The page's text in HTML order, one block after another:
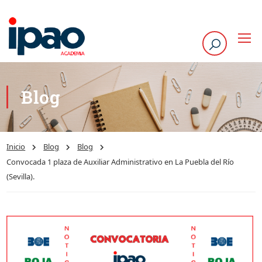
Blog
Inicio Blog
Blog
Convocada 1 plaza de Auxiliar Administrativo en La Puebla del Río
(Sevilla).